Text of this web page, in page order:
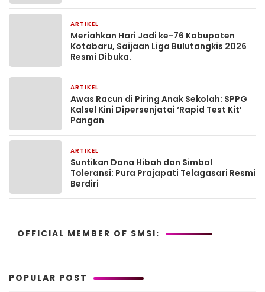
ARTIKEL
Meriahkan Hari Jadi ke-76 Kabupaten
Kotabaru, Saijaan Liga Bulutangkis 2026
Resmi Dibuka.
ARTIKEL
Awas Racun di Piring Anak Sekolah: SPPG
Kalsel Kini Dipersenjatai ‘Rapid Test Kit’
Pangan
ARTIKEL
Suntikan Dana Hibah dan Simbol
Toleransi: Pura Prajapati Telagasari Resmi
Berdiri
OFFICIAL MEMBER OF SMSI:
POPULAR POST